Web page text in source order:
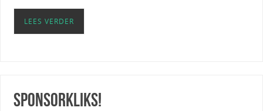
LEES VERDER
Sponsorkliks!